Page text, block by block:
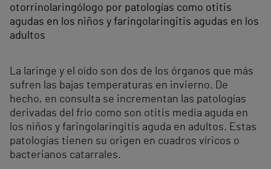
otorrinolaringólogo por patologías como otitis
agudas en los niños y faringolaringitis agudas en los
adultos
La laringe y el oído son dos de los órganos que más
sufren las bajas temperaturas en invierno. De
hecho, en consulta se incrementan las patologías
derivadas del frío como son otitis media aguda en
los niños y faringolaringitis aguda en adultos. Estas
patologías tienen su origen en cuadros víricos o
bacterianos catarrales.